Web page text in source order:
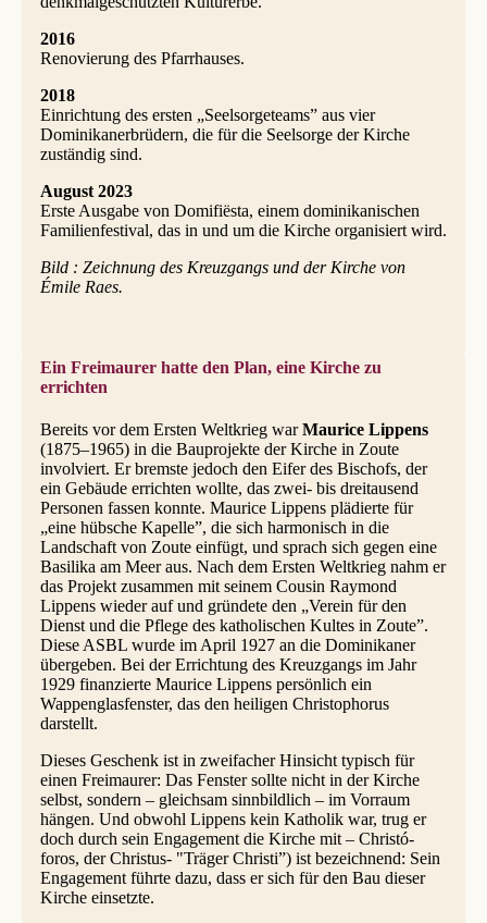
2016
Renovierung des Pfarrhauses.
2018
Einrichtung des ersten „Seelsorgeteams” aus vier
Dominikanerbrüdern, die für die Seelsorge der Kirche
zuständig sind.
August 2023
Erste Ausgabe von Domifiësta, einem dominikanischen
Familienfestival, das in und um die Kirche organisiert wird.
Bild : Zeichnung des Kreuzgangs und der Kirche von
Émile Raes.
Ein Freimaurer hatte den Plan, eine Kirche zu
errichten
Bereits vor dem Ersten Weltkrieg warMaurice Lippens
(1875–1965) in die Bauprojekte der Kirche in Zoute
involviert. Er bremste jedoch den Eifer des Bischofs, der
ein Gebäude errichten wollte, das zwei- bis dreitausend
Personen fassen konnte. Maurice Lippens plädierte für
„eine hübsche Kapelle”, die sich harmonisch in die
Landschaft von Zoute einfügt, und sprach sich gegen eine
Basilika am Meer aus. Nach dem Ersten Weltkrieg nahm er
das Projekt zusammen mit seinem Cousin Raymond
Lippens wieder auf und gründete den „Verein für den
Dienst und die Pflege des katholischen Kultes in Zoute”.
Diese ASBL wurde im April 1927 an die Dominikaner
übergeben. Bei der Errichtung des Kreuzgangs im Jahr
1929 finanzierte Maurice Lippens persönlich ein
Wappenglasfenster, das den heiligen Christophorus
darstellt.
Dieses Geschenk ist in zweifacher Hinsicht typisch für
einen Freimaurer: Das Fenster sollte nicht in der Kirche
selbst, sondern – gleichsam sinnbildlich – im Vorraum
hängen. Und obwohl Lippens kein Katholik war, trug er
doch durch sein Engagement die Kirche mit – Christó-
foros, der Christus- "Träger Christi”) ist bezeichnend: Sein
Engagement führte dazu, dass er sich für den Bau dieser
Kirche einsetzte.